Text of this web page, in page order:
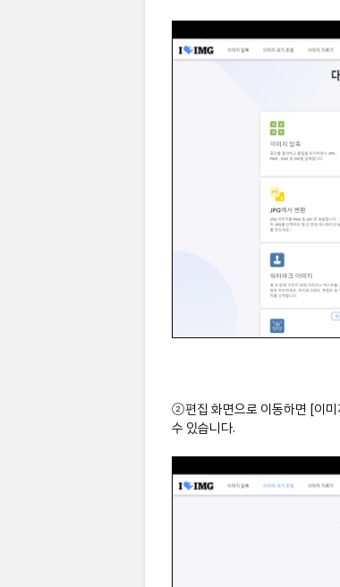
②편집 화면으로 이동하면 [이
수 있습니다.